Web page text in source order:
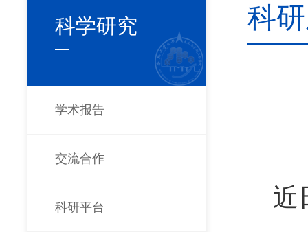
科学研究
学术报告
交流合作
科研平台
科
近